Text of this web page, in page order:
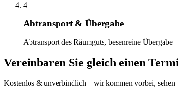
4
Abtransport & Übergabe
Abtransport des Räumguts, besenreine Übergabe
Vereinbaren Sie gleich einen
Kostenlos & unverbindlich – wir kommen vorbei, sehen